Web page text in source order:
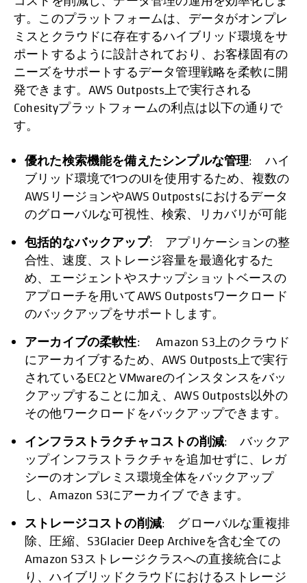
す。このプラットフォームは、データがオンプレ
ミスとクラウドに存在するハイブリッド環境をサ
ポートするように設計されており、お客様固有の
ニーズをサポートするデータ管理戦略を柔軟に開
発できます。AWS Outposts上で実行される
Cohesityプラットフォームの利点は以下の通りで
す。
優れた検索機能を備えたシンプルな管理: ハイ
ブリッド環境で1つのUIを使用するため、複数の
AWSリージョンやAWS Outpostsにおけるデータ
のグローバルな可視性、検索、リカバリが可能
包括的なバックアップ: アプリケーションの整
合性、速度、ストレージ容量を最適化するた
め、エージェントやスナップショットベースの
アプローチを用いてAWS Outpostsワークロード
のバックアップをサポートします。
アーカイブの柔軟性: Amazon S3上のクラウド
にアーカイブするため、AWS Outposts上で実行
されているEC2とVMwareのインスタンスをバッ
クアップすることに加え、AWS Outposts以外の
その他ワークロードをバックアップできます。
インフラストラクチャコストの削減: バックア
ップインフラストラクチャを追加せずに、レガ
シーのオンプレミス環境全体をバックアップ
し、Amazon S3にアーカイブ できます。
ストレージコストの削減: グローバルな重複排
除、圧縮、S3Glacier Deep Archiveを含む全ての
Amazon S3ストレージクラスへの直接統合によ
り、ハイブリッドクラウドにおけるストレージ